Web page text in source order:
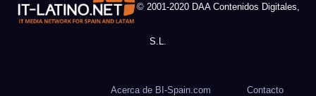
© 2001-2020 DAA Contenidos Digitales,
S.L.
Acerca de BI-Spain.com Contacto